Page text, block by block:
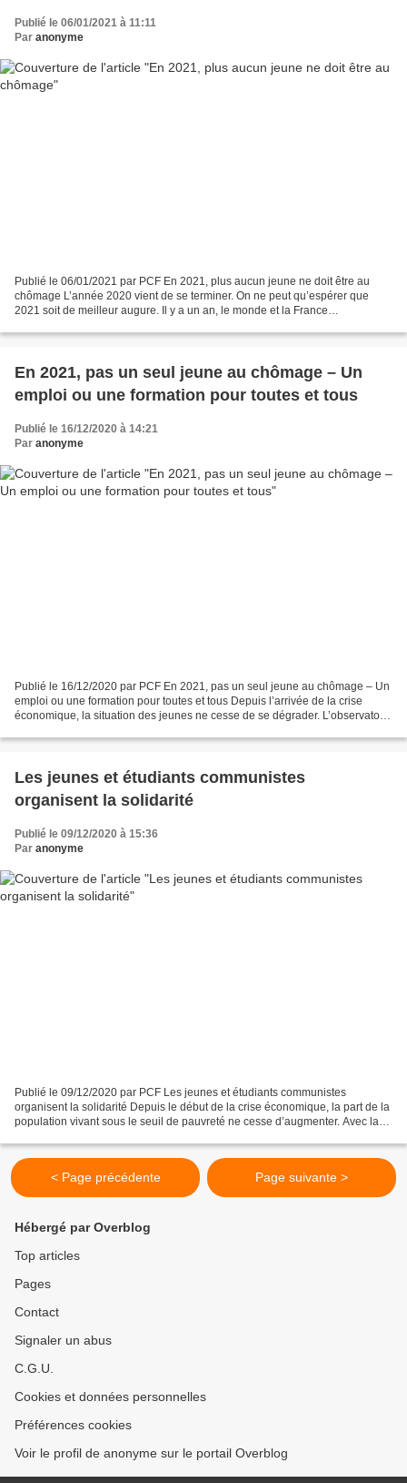
Publié le 06/01/2021 à 11:11
Par anonyme
Publié le 06/01/2021 par PCF En 2021, plus aucun jeune ne doit être au
chômage L’année 2020 vient de se terminer. On ne peut qu’espérer que
2021 soit de meilleur augure. Il y a un an, le monde et la France
En 2021, pas un seul jeune au chômage – Un
emploi ou une formation pour toutes et tous
Publié le 16/12/2020 à 14:21
Par anonyme
Publié le 16/12/2020 par PCF En 2021, pas un seul jeune au chômage – Un
emploi ou une formation pour toutes et tous Depuis l’arrivée de la crise
économique, la situation des jeunes ne cesse de se dégrader. L’observatoire
Les jeunes et étudiants communistes
organisent la solidarité
Publié le 09/12/2020 à 15:36
Par anonyme
Publié le 09/12/2020 par PCF Les jeunes et étudiants communistes
organisent la solidarité Depuis le début de la crise économique, la part de la
population vivant sous le seuil de pauvreté ne cesse d’augmenter. Avec la
< Page précédente Page suivante >
Hébergé par Overblog
Top articles
Pages
Contact
Signaler un abus
C.G.U.
Cookies et données personnelles
Préférences cookies
Voir le profil de anonyme sur le portail Overblog